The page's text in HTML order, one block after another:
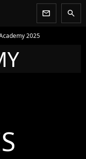
newsletter search
2025